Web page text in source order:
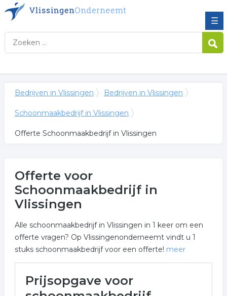
☰
Bedrijven in Vlissingen Bedrijven in Vlissingen
Schoonmaakbedrijf in Vlissingen
Offerte Schoonmaakbedrijf in Vlissingen
Offerte voor
Schoonmaakbedrijf in
Vlissingen
Alle schoonmaakbedrijf in Vlissingen in 1 keer om een
offerte vragen? Op Vlissingenonderneemt vindt u 1
stuks schoonmaakbedrijf voor een offerte! meer
in Vlissingen
Prijsopgave voor